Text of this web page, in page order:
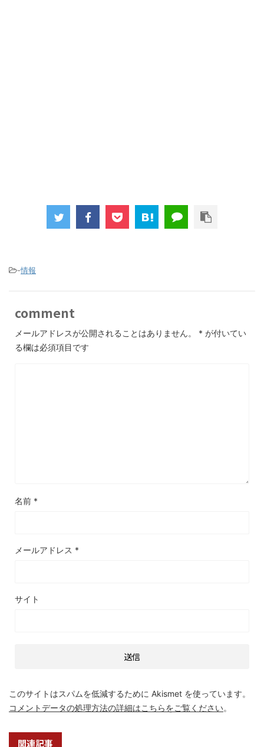
-情報
comment
メールアドレスが公開されることはありません。 * が付いてい
る欄は必須項目です
名前 *
メールアドレス *
サイト
このサイトはスパムを低減するために Akismet を使っています。
コメントデータの処理方法の詳細はこちらをご覧ください。
関連記事